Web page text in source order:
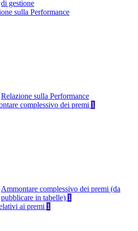
di gestione
sulla Performance
Relazione sulla Performance
complessivo dei premi 1
Ammontare complessivo dei premi (da
pubblicare in tabelle) 1
ai premi 1